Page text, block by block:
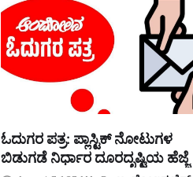
ಓದುಗರ ಪತ್ರ: ಪ್ಲಾಸ್ಟಿಕ್ ನೋಟುಗಳ
ಬಿಡುಗಡೆ ನಿರ್ಧಾರ ದೂರದೃಷ್ಟಿಯ ಹೆಜ್ಜೆ